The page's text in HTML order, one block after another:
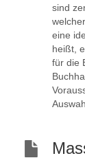
sind
eine
heißt,
für die